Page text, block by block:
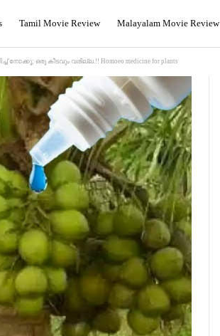
Tamil Movie Review Malayalam Movie Review
ഒരു കീടവും വരില്ല.!! Homoeo medicine for plants